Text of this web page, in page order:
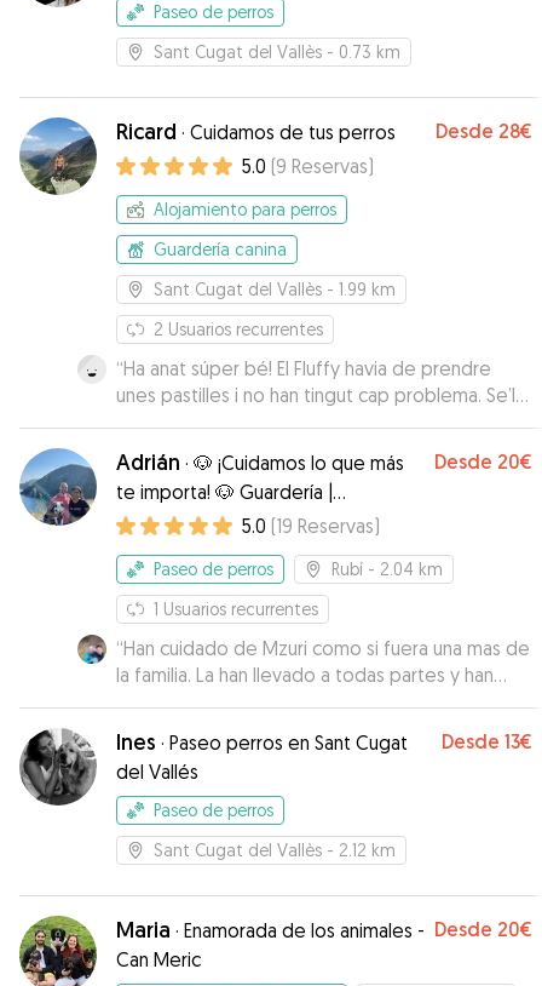
Paseo de perros
Sant Cugat del Vallès - 0.73 km
Ricard · Cuidamos de tus perros Desde 28€
5.0 (9 Reservas)
Alojamiento para perros
Guardería canina
Sant Cugat del Vallès - 1.99 km
2 Usuarios recurrentes
“Ha anat súper bé! El Fluffy havia de prendre
unes pastilles i no han tingut cap problema. Se’l
veus súper content! Repetirem segur!”
Adrián · 🐶 ¡Cuidamos lo que más
te importa! 🐶 Guardería |
Alojamiento | Paseos
Desde 20€
5.0 (19 Reservas)
Paseo de perros Rubí - 2.04 km
1 Usuarios recurrentes
“Han cuidado de Mzuri como si fuera una mas de
la familia. La han llevado a todas partes y han
hecho muchos planes con ella. Siempre
teniendo en cuenta sus necesidades! Con
Vermut han hecho un dúo perfecto! Siempre
mandándonos fotos y estando super atentos a
nuestros mensajes. Muchas gracias por cuidarla
tan bien! Repetiremos seguro☺️”
Ines · Paseo perros en Sant Cugat
del Vallés
Desde 13€
Paseo de perros
Sant Cugat del Vallès - 2.12 km
Maria · Enamorada de los animales -
Can Meric
Desde 20€